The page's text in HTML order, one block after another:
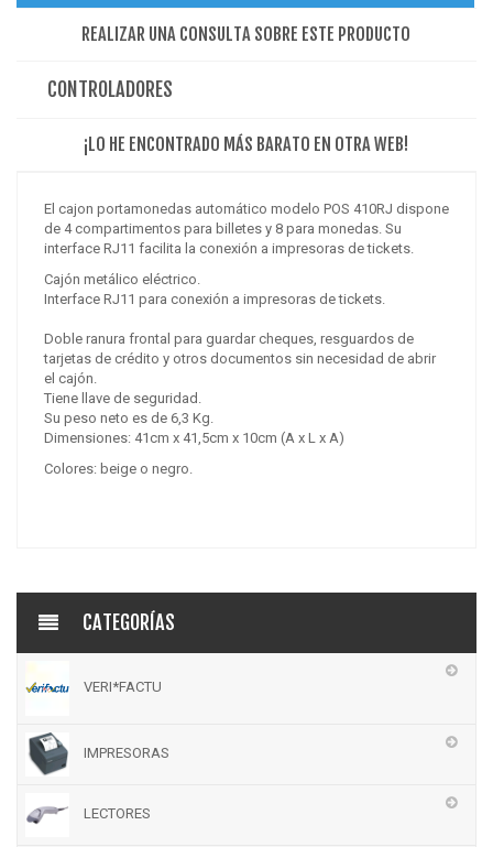
REALIZAR UNA CONSULTA SOBRE ESTE PRODUCTO
CONTROLADORES
¡LO HE ENCONTRADO MÁS BARATO EN OTRA WEB!
El cajon portamonedas automático modelo POS 410RJ dispone
de 4 compartimentos para billetes y 8 para monedas. Su
interface RJ11 facilita la conexión a impresoras de tickets.
Cajón metálico eléctrico.
Interface RJ11 para conexión a impresoras de tickets.
Doble ranura frontal para guardar cheques, resguardos de
tarjetas de crédito y otros documentos sin necesidad de abrir
el cajón.
Tiene llave de seguridad.
Su peso neto es de 6,3 Kg.
Dimensiones: 41cm x 41,5cm x 10cm (A x L x A)
Colores: beige o negro.
CATEGORÍAS
VERI*FACTU
IMPRESORAS
LECTORES